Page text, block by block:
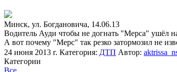
Минск, ул. Богдановича, 14.06.13
Водитель Ауди чтобы не догнать "Мерса" ушёл
А вот почему "Мерс" так резко затормозил не
24 июня 2013 г. Категория: ДТП Автор:
Категории
Все